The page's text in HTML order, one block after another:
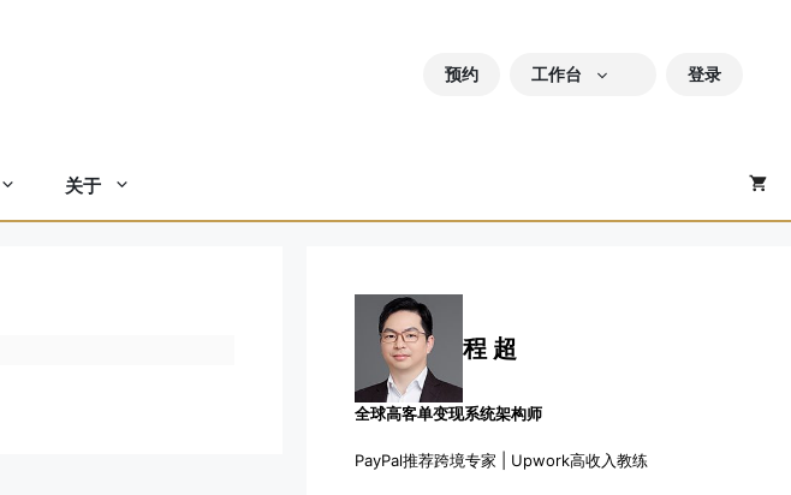
预约 工作台 登录
关于
程 超
全球高客单变现系统架构师
PayPal推荐跨境专家 | Upwork高收入教练